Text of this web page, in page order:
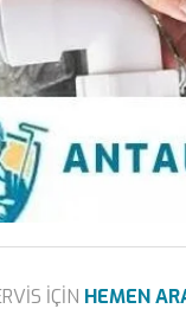
İÇİN HEMEN